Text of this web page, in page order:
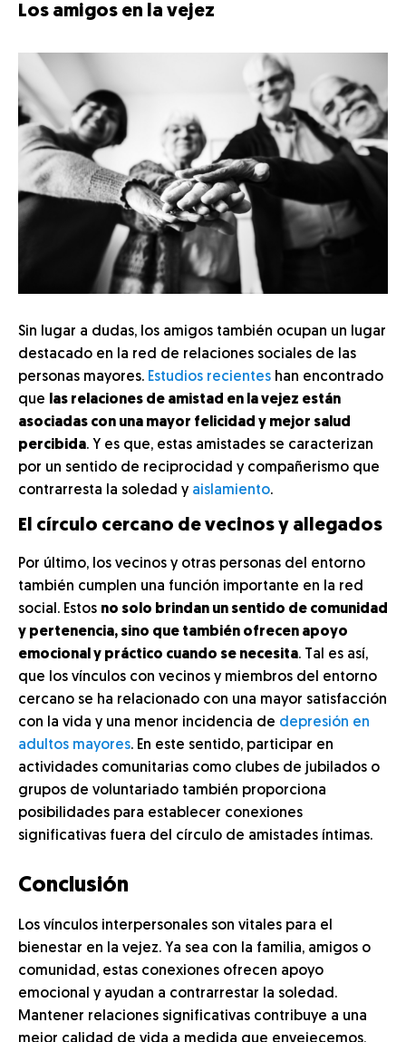
Los amigos en la vejez
Sin lugar a dudas, los amigos también ocupan un lugar
destacado en la red de relaciones sociales de las
personas mayores. Estudios recientes han encontrado
que
las relaciones de amistad en la vejez están
asociadas con una mayor felicidad y mejor salud
percibida. Y es que, estas amistades se caracterizan
por un sentido de reciprocidad y compañerismo que
contrarresta la soledad y aislamiento.
El círculo cercano de vecinos y allegados
Por último, los vecinos y otras personas del entorno
también cumplen una función importante en la red
social. Estos no solo brindan un sentido de comunidad
y pertenencia, sino que también ofrecen apoyo
emocional y práctico cuando se necesita. Tal es así,
que los vínculos con vecinos y miembros del entorno
cercano se ha relacionado con una mayor satisfacción
con la vida y una menor incidencia de depresión en
adultos mayores. En este sentido, participar en
actividades comunitarias como clubes de jubilados o
grupos de voluntariado también proporciona
posibilidades para establecer conexiones
significativas fuera del círculo de amistades íntimas.
Conclusión
Los vínculos interpersonales son vitales para el
bienestar en la vejez. Ya sea con la familia, amigos o
comunidad, estas conexiones ofrecen apoyo
emocional y ayudan a contrarrestar la soledad.
Mantener relaciones significativas contribuye a una